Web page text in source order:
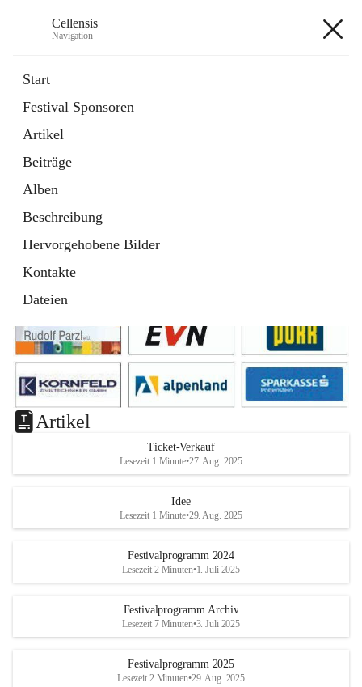
Cellensis
Navigation
Start
Festival Sponsoren
Artikel
Beiträge
Alben
Beschreibung
Hervorgehobene Bilder
Kontakte
Dateien
Festival Sponsoren
Artikel
Ticket-Verkauf
Lesezeit 1 Minute•27. Aug. 2025
Idee
Lesezeit 1 Minute•29. Aug. 2025
Festivalprogramm 2024
Lesezeit 2 Minuten•1. Juli 2025
Festivalprogramm Archiv
Lesezeit 7 Minuten•3. Juli 2025
Festivalprogramm 2025
Lesezeit 2 Minuten•29. Aug. 2025